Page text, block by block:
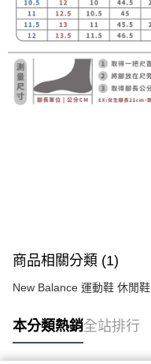
商品相關分類 (1)
New Balance 運動鞋 休閒鞋
本分類熱銷全站排行